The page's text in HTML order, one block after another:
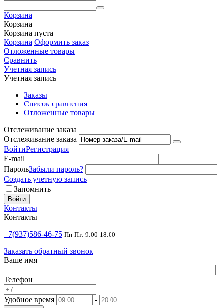
Корзина
Корзина
Корзина пуста
Корзина Оформить заказ
Отложенные товары
Сравнить
Учетная запись
Учетная запись
Заказы
Список сравнения
Отложенные товары
Отслеживание заказа
Отслеживание заказа
ВойтиРегистрация
E-mail
ПарольЗабыли пароль?
Создать учетную запись
Запомнить
Войти
Контакты
Контакты
+7(937)586-46-75 Пн-Пт: 9:00-18:00
Заказать обратный звонок
Ваше имя
Телефон
Удобное время -